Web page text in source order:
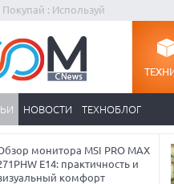
: Используй
НОВОСТИ ТЕХНОБЛОГ
монитора MSI PRO MAX
E14: практичность и
комфорт